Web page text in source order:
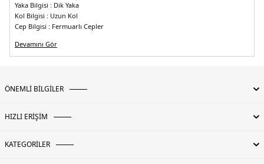
Yaka Bilgisi : Dik Yaka
Kol Bilgisi : Uzun Kol
Cep Bilgisi : Fermuarlı Cepler
Detay : -Marka logosu
-Rüzgar ve soğuğa karşı dayanıklıdır-Turbo-Dry 8000 serisi kolayca kurur
Basen : 92 cm / Beden :&S
Devamını Gör
ÖNEMLİ BİLGİLER
HIZLI ERİŞİM
KATEGORİLER